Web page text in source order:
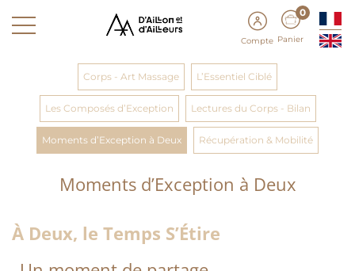
Compte
0
Panier
Corps - Art Massage L’Essentiel Ciblé
Les Composés d’Exception Lectures du Corps - Bilan
Moments d’Exception à Deux Récupération & Mobilité
Moments d’Exception à Deux
À Deux, le Temps S’Étire